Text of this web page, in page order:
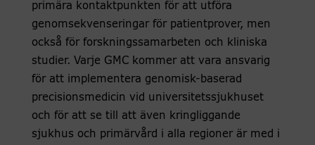
primära kontaktpunkten för att utföra
genomsekvenseringar för patientprover, men
också för forskningssamarbeten och kliniska
studier. Varje GMC kommer att vara ansvarig
för att implementera genomisk-baserad
precisionsmedicin vid universitetssjukhuset
och för att se till att även kringliggande
sjukhus och primärvård i alla regioner är med i